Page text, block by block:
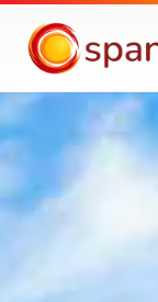
spanien.ch